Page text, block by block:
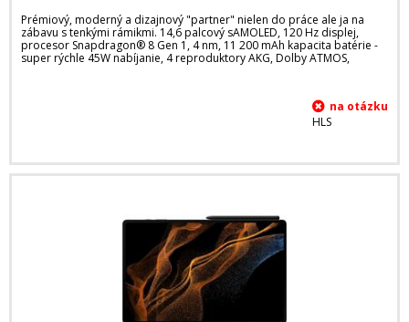
Prémiový, moderný a dizajnový "partner" nielen do práce ale ja na
zábavu s tenkými rámikmi. 14,6 palcový sAMOLED, 120 Hz displej,
procesor Snapdragon® 8 Gen 1, 4 nm, 11 200 mAh kapacita batérie -
super rýchle 45W nabíjanie, 4 reproduktory AKG, Dolby ATMOS,
HLS